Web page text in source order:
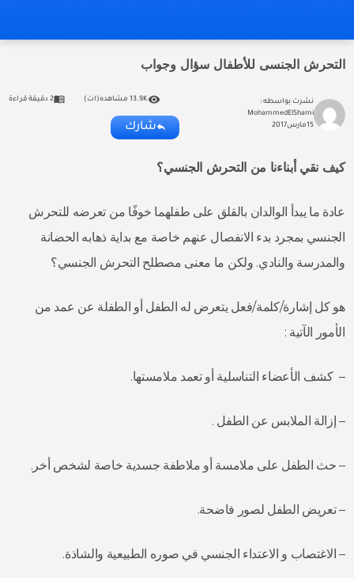
التحرش الجنسى للأطفال سؤال وجواب
نشرت بواسطه :
MohammedElShami
15 مارس2017
13.9K مشاهده(ات) 2 دقيقة قراءة
شارك
كيف نقي أبناءنا من التحرش الجنسي؟
عادة ما يبدأ الوالدان بالقلق على طفلهما خوفًا من تعرضه للتحرش
الجنسي بمجرد بدء الانفصال عنهم خاصة مع بداية ذهابه الحضانة
والمدرسة والنادي. ولكن ما معنى مصطلح التحرش الجنسي؟
هو كل إشارة/كلمة/فعل يتعرض له الطفل أو الطفلة عن عمد من
الأمور الآتية :
– كشف الأعضاء التناسلية أو تعمد ملامستها.
– إزالة الملابس عن الطفل .
– حث الطفل على ملامسة أو ملاطفة جسدية خاصة لشخص أخر.
– تعريض الطفل لصور فاضحة.
– الاغتصاب و الاعتداء الجنسي في صوره الطبيعية والشاذة.